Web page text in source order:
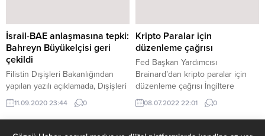
güçlendirme ve Avrupa’nın
stratejik konumunu sağlama...
yardım teklifini reddetti. Aynı
kaynaklar, BAE'nin Cezayir'e...
İsrail-BAE anlaşmasına tepki:
Bahreyn Büyükelçisi geri
çekildi
Filistin Dışişleri Bakanlığından
yapılan yazılı açıklamada, Dışişleri
Bakanı Riyad el-Maliki'nin
Bahreyn'in İsrail ile ilişkileri
normalleştirme anlaşmasına
varmasına karşı atılacak adımları
11.09.2020 23:44 0
Kripto Paralar için
düzenleme çağrısı
Fed Başkan Yardımcısı
Brainard’dan kripto paralar için
düzenleme çağrısı İngiltere
Merkez Bankasının düzenlediği
bir konferansta konuşan Brainard,
kripto varlıklar ve merkezi
olmayan finansa ilişkin açıklamalar
08.07.2022 22:01 0